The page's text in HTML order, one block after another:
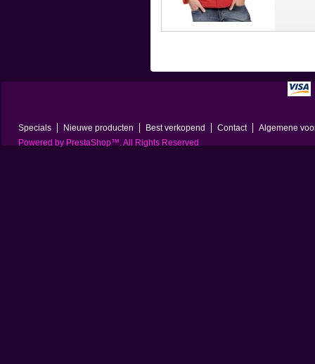
Specials Nieuwe producten Best verkopend Contact
Algemene
Powered by PrestaShop™. All Rights Reserved